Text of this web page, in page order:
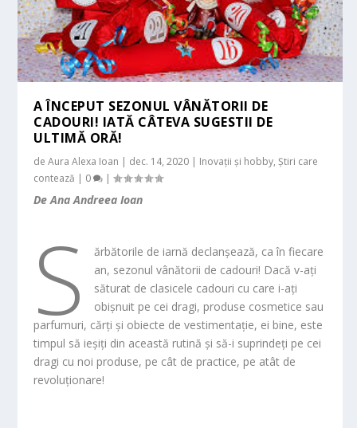
A ÎNCEPUT SEZONUL VÂNĂTORII DE
CADOURI! IATĂ CÂTEVA SUGESTII DE
ULTIMĂ ORĂ!
deAura Alexa Ioan | dec. 14, 2020 | Inovații și hobby,Știri care
contează | 0 |
De Ana Andreea Ioan
S
ărbătorile de iarnă declanșează, ca în fiecare
an, sezonul vânătorii de cadouri! Dacă v-ați
săturat de clasicele cadouri cu care i-ați
obișnuit pe cei dragi, produse cosmetice sau
parfumuri, cărți și obiecte de vestimentație, ei bine, este
timpul să ieșiți din această rutină și să-i suprindeți pe cei
dragi cu noi produse, pe cât de practice, pe atât de
revoluționare!